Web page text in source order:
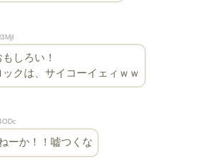
しろい！
クは、サイコーイェィｗｗ
ーか！！嘘つくな